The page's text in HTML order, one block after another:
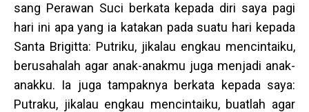
sang Perawan Suci berkata kepada diri saya pagi
hari ini apa yang ia katakan pada suatu hari kepada
Santa Brigitta: Putriku, jikalau engkau mencintaiku,
berusahalah agar anak-anakmu juga menjadi anak-
anakku. Ia juga tampaknya berkata kepada saya:
Putraku, jikalau engkau mencintaiku, buatlah agar